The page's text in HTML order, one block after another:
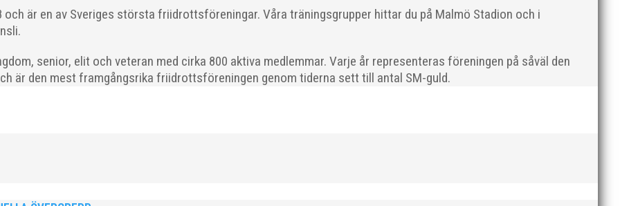
är en av Sveriges största friidrottsföreningar. Våra träningsgrupper hittar du på Malmö Stadion och i
senior, elit och veteran med cirka 800 aktiva medlemmar. Varje år representeras föreningen på såväl den
är den mest framgångsrika friidrottsföreningen genom tiderna sett till antal SM-guld.
olika saker beroende på var man befinner sig i organisationen. Här kommer en liten sammanfattning
om hur jag uppfattar läget i våra olika verksamhetsben. BroloppetAtt...
födda 2008–2018 till ett sista träningspass på Malmö Stadion innan den rivs. Bilder, klicka här! Foto: